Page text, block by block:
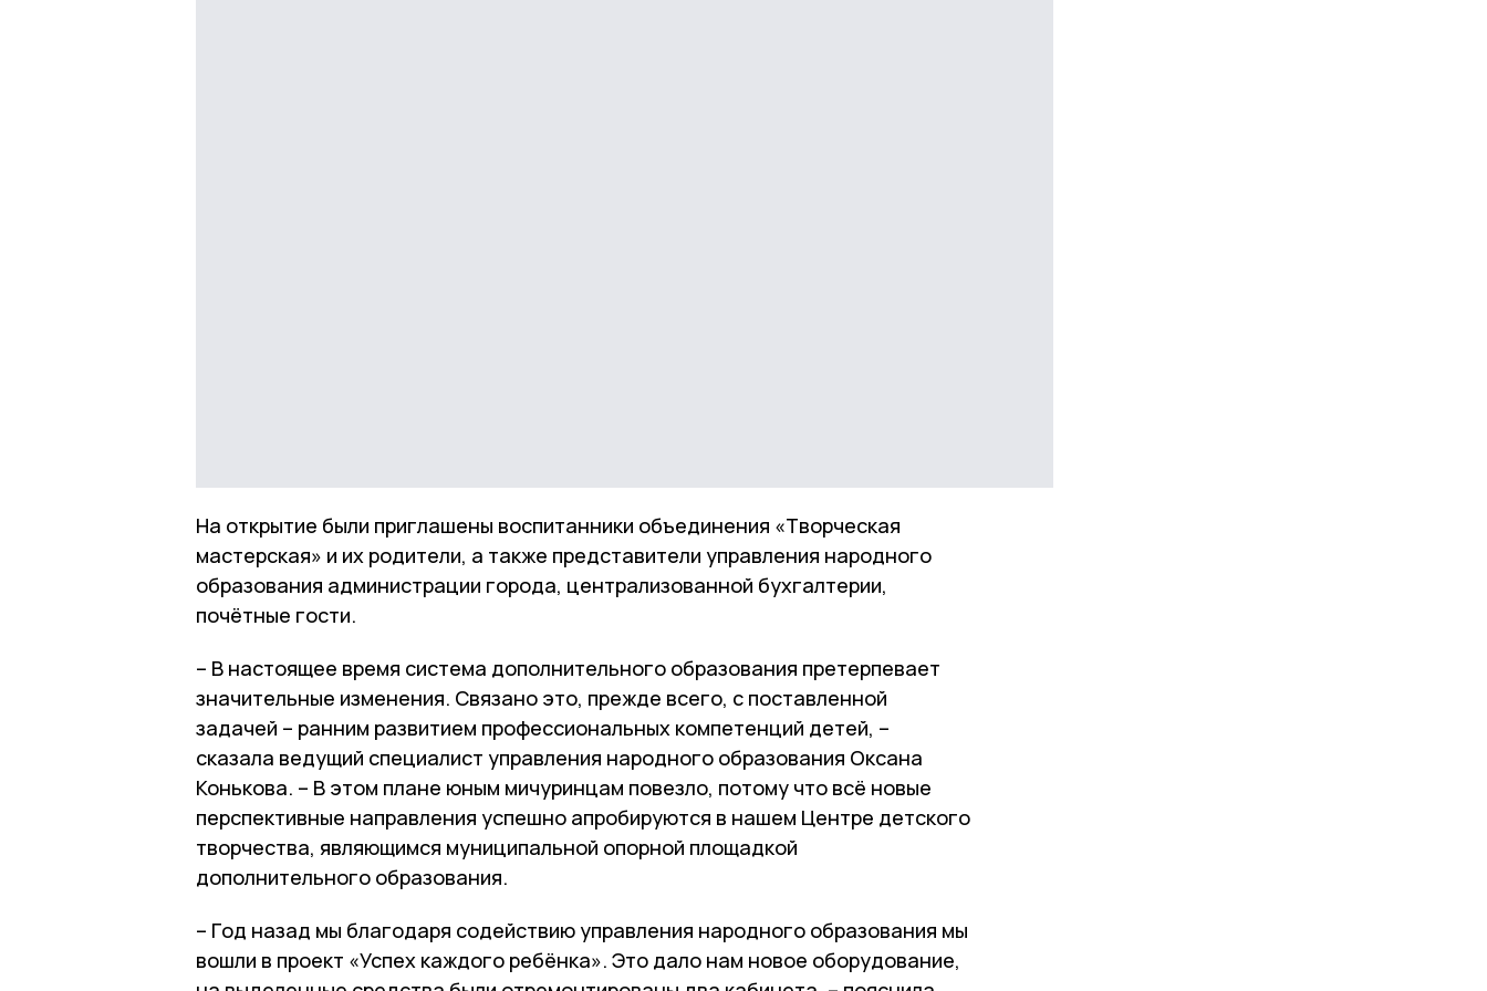
На открытие​ были приглашены​ воспитанники объединения «Творческая
мастерская» и их родители, а также представители​ управления народного
образования​ администрации города, централизованной бухгалтерии,​ ​
почётные​ гости.​ ​
– В настоящее время система дополнительного образования претерпевает
значительные изменения. Связано это, прежде всего, с поставленной
задачей – ранним развитием профессиональных компетенций детей, –
сказала ведущий специалист управления народного образования Оксана
Конькова. – В этом плане юным мичуринцам повезло, потому что всё новые
перспективные направления успешно апробируются в нашем Центре детского
творчества, являющимся муниципальной опорной площадкой
дополнительного образования.
– Год назад мы благодаря содействию управления народного образования мы
вошли в проект «Успех каждого ребёнка». Это дало нам новое оборудование,